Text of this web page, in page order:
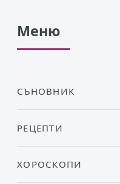
Меню
СЪНОВНИК
РЕЦЕПТИ
ХОРОСКОПИ